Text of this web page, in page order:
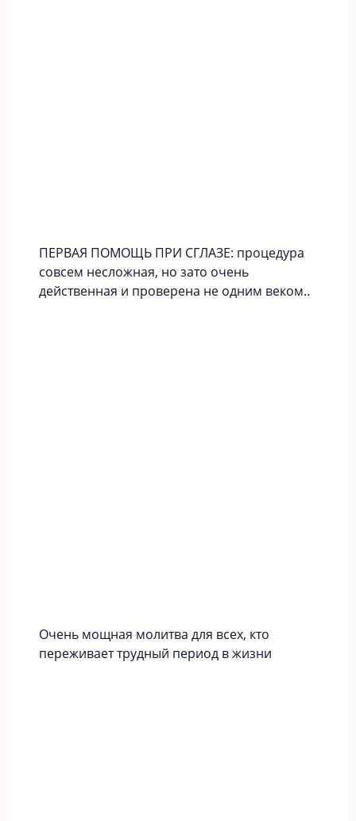
ПЕРВАЯ ПОМОЩЬ ПРИ СГЛАЗЕ: процедура
совсем несложная, но зато очень
действенная и проверена не одним веком..
Очень мощная молитва для всех, кто
переживает трудный период в жизни